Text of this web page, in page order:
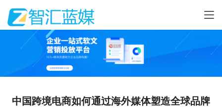
中国跨境电商如何通过海外媒体塑造全球品牌